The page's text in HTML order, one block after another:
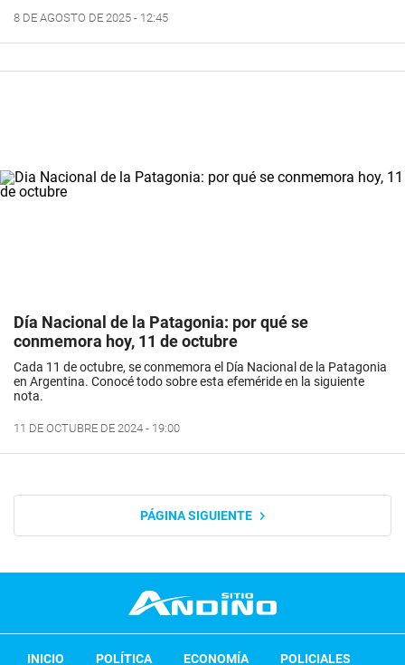
8 DE AGOSTO DE 2025 - 12:45
Día Nacional de la Patagonia: por qué se
conmemora hoy, 11 de octubre
Cada 11 de octubre, se conmemora el Día Nacional de la Patagonia
en Argentina. Conocé todo sobre esta efeméride en la siguiente
nota.
11 DE OCTUBRE DE 2024 - 19:00
PÁGINA SIGUIENTE
INICIO POLÍTICA ECONOMÍA POLICIALES